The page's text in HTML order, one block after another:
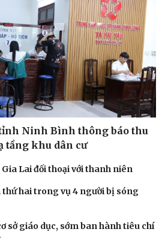
Sao Việt
Ninh Bình thông báo thu
tầng khu dân cư
Lai đối thoại với thanh niên
thứ hai trong vụ 4 người bị sóng
sở giáo dục, sớm ban hành tiêu chí